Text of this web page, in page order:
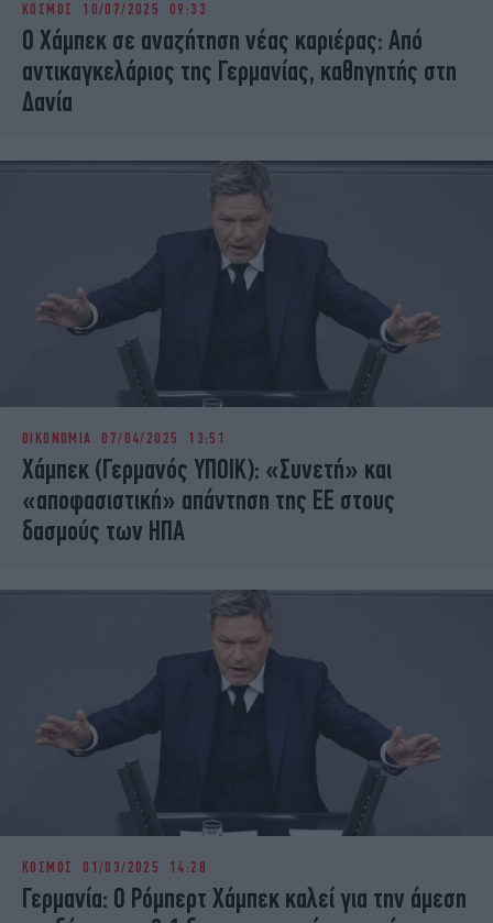
iBOOKS
OSCARS
THE OCEAN
MEDIA
ELAMEFORA
ΚΟΣΜΟΣ 10/07/2025 09:33
O Χάμπεκ σε αναζήτηση νέας καριέρας: Από
αντικαγκελάριος της Γερμανίας, καθηγητής στη
Δανία
ΟΙΚΟΝΟΜΙΑ 07/04/2025 13:51
Χάμπεκ (Γερμανός ΥΠΟΙΚ): «Συνετή» και
«αποφασιστική» απάντηση της ΕΕ στους
δασμούς των ΗΠΑ
ΚΟΣΜΟΣ 01/03/2025 14:28
Γερμανία: Ο Ρόμπερτ Χάμπεκ καλεί για την άμεση